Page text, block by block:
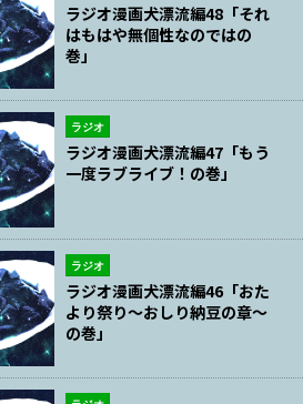
ラジオ漫画犬漂流編48「それ
はもはや無個性なのではの
巻」
ラジオ
ラジオ漫画犬漂流編47「もう
一度ラブライブ！の巻」
ラジオ
ラジオ漫画犬漂流編46「おた
より祭り～おしり納豆の章～
の巻」